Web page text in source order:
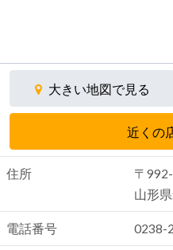
大きい地図で見る
近くの
住所
〒
山形
電話番号 0238-